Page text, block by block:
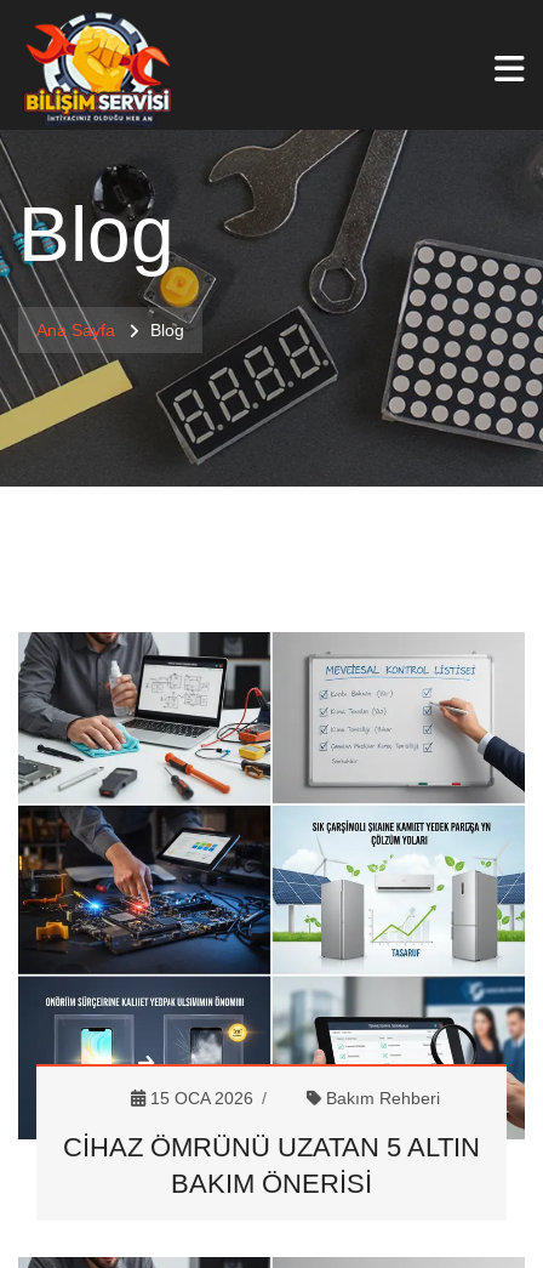
Blog
Ana Sayfa Blog
15 OCA 2026 Bakım Rehberi
CIHAZ ÖMRÜNÜ UZATAN 5 ALTIN
BAKIM ÖNERISI